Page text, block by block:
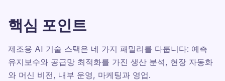
핵심 포인트
제조용 AI 기술 스택은 네 가지 패밀리를 다룹니다: 예측
유지보수와 공급망 최적화를 가진 생산 분석, 현장 자동화
와 머신 비전, 내부 운영, 마케팅과 영업.